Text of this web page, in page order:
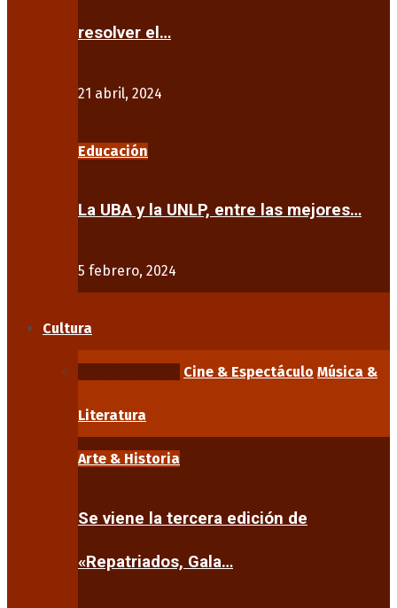
resolver el…
21 abril, 2024
Educación
La UBA y la UNLP, entre las mejores…
5 febrero, 2024
Cultura
Cine & Espectáculo Música &
Literatura
Arte & Historia
Se viene la tercera edición de
«Repatriados, Gala…